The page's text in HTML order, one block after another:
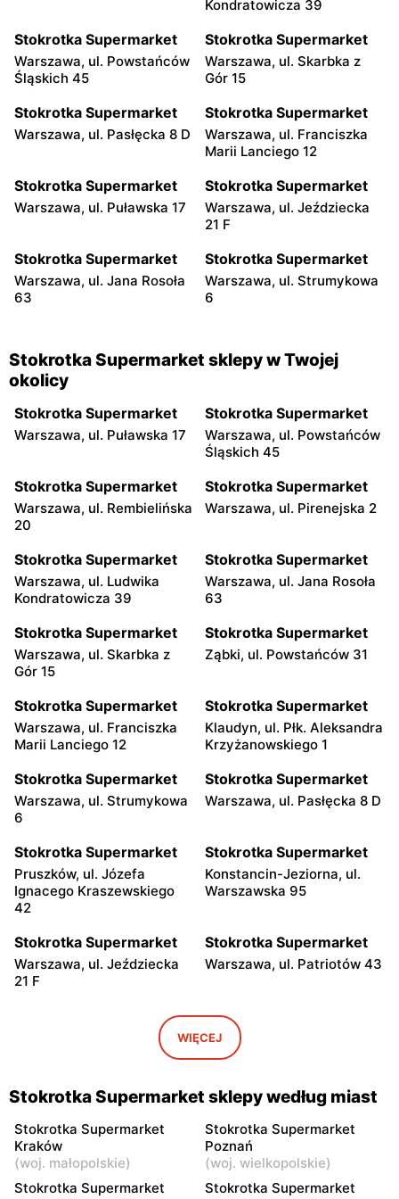
Kondratowicza 39
Stokrotka Supermarket
Warszawa, ul. Powstańców
Śląskich 45
Stokrotka Supermarket
Warszawa, ul. Skarbka z
Gór 15
Stokrotka Supermarket
Warszawa, ul. Pasłęcka 8 D
Stokrotka Supermarket
Warszawa, ul. Franciszka
Marii Lanciego 12
Stokrotka Supermarket
Warszawa, ul. Puławska 17
Stokrotka Supermarket
Warszawa, ul. Jeździecka
21 F
Stokrotka Supermarket
Warszawa, ul. Jana Rosoła
63
Stokrotka Supermarket
Warszawa, ul. Strumykowa
6
Stokrotka Supermarket sklepy w Twojej
okolicy
Stokrotka Supermarket
Warszawa, ul. Puławska 17
Stokrotka Supermarket
Warszawa, ul. Powstańców
Śląskich 45
Stokrotka Supermarket
Warszawa, ul. Rembielińska
20
Stokrotka Supermarket
Warszawa, ul. Pirenejska 2
Stokrotka Supermarket
Warszawa, ul. Ludwika
Kondratowicza 39
Stokrotka Supermarket
Warszawa, ul. Jana Rosoła
63
Stokrotka Supermarket
Warszawa, ul. Skarbka z
Gór 15
Stokrotka Supermarket
Ząbki, ul. Powstańców 31
Stokrotka Supermarket
Warszawa, ul. Franciszka
Marii Lanciego 12
Stokrotka Supermarket
Klaudyn, ul. Płk. Aleksandra
Krzyżanowskiego 1
Stokrotka Supermarket
Warszawa, ul. Strumykowa
6
Stokrotka Supermarket
Warszawa, ul. Pasłęcka 8 D
Stokrotka Supermarket
Pruszków, ul. Józefa
Ignacego Kraszewskiego
42
Stokrotka Supermarket
Konstancin-Jeziorna, ul.
Warszawska 95
Stokrotka Supermarket
Warszawa, ul. Jeździecka
21 F
Stokrotka Supermarket
Warszawa, ul. Patriotów 43
Stokrotka Supermarket Stokrotka Supermarket
Józefów, ul. Polna 1B
Stokrotka Supermarket
Otwock, ul. Tysiąclecia 77
Stokrotka Supermarket
Otwock, ul. Kupiecka 2
Stokrotka Supermarket
Otwock, ul. Stefana
Żeromskiego 19
Stokrotka Supermarket
Karczew, ul. Gen. Andersa 1
WIĘCEJ
Stokrotka Supermarket sklepy według miast
Stokrotka Supermarket
Kraków
(woj. małopolskie)
Stokrotka Supermarket
Poznań
(woj. wielkopolskie)
Stokrotka Supermarket
Stokrotka Supermarket